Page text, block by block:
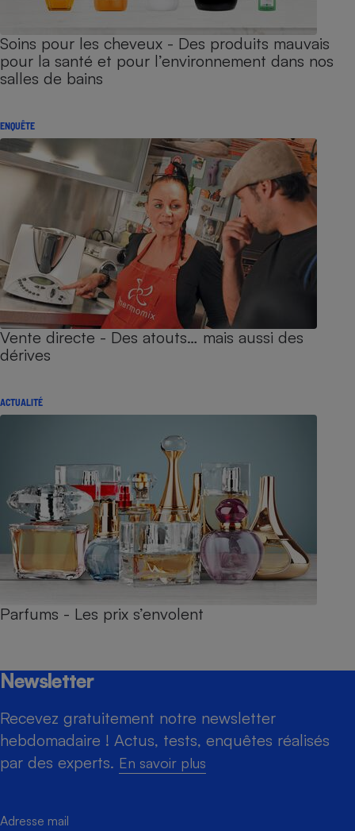
Soins pour les cheveux - Des produits mauvais
pour la santé et pour l’environnement dans nos
salles de bains
ENQUÊTE
Vente directe - Des atouts… mais aussi des
dérives
ACTUALITÉ
Parfums - Les prix s’envolent
Newsletter
Recevez gratuitement notre newsletter
hebdomadaire ! Actus, tests, enquêtes réalisés
par des experts. En savoir plus
Adresse mail